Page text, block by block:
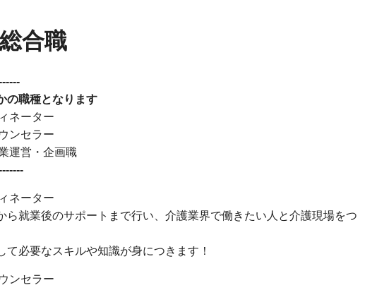
合職
の職種となります
ネーター
ンセラー
運営・企画職
ネーター
ら就業後のサポートまで行い、介護業界で働きたい人と介護現場をつ
て必要なスキルや知識が身につきます！
ンセラー